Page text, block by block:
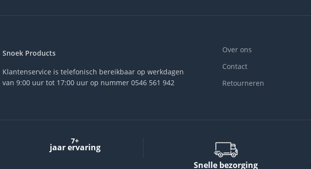
Snoek Products
Klantenservice is telefonisch bereikbaar op werkdagen
van 9:00 uur tot 17:00 uur op nummer 0546 561 942
Over ons
Contact
Retourneren
7+
jaar ervaring
Snelle bezorging